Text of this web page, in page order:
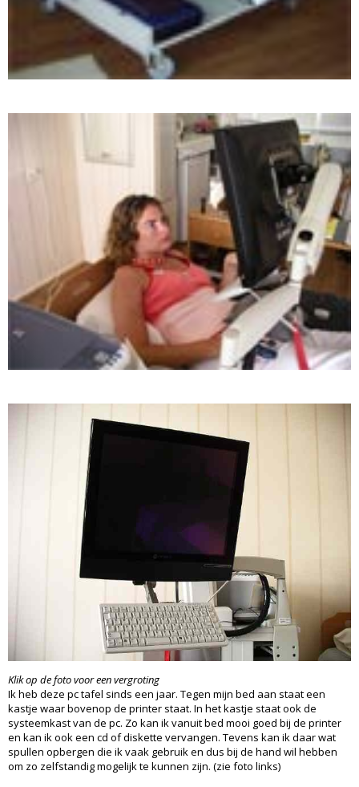
Klik op de foto voor een vergroting
Ik heb deze pc tafel sinds een jaar. Tegen mijn bed aan staat een
kastje waar bovenop de printer staat. In het kastje staat ook de
systeemkast van de pc. Zo kan ik vanuit bed mooi goed bij de printer
en kan ik ook een cd of diskette vervangen. Tevens kan ik daar wat
spullen opbergen die ik vaak gebruik en dus bij de hand wil hebben
om zo zelfstandig mogelijk te kunnen zijn. (zie foto links)